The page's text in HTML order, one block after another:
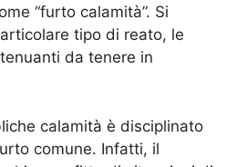
“furto calamità”. Si
tipo di reato, le
da tenere in
calamità è disciplinato
comune. Infatti, il